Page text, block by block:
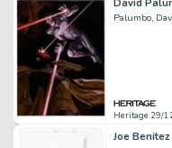
Palumbo,
Heritage 29/